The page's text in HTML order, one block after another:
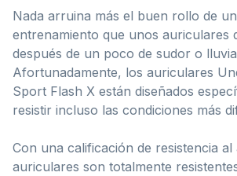
Nada arruina más el buen rollo de
entrenamiento que unos auriculares
después de un poco de sudor o
Afortunadamente, los auriculares
Sport Flash X están diseñados
resistir incluso las condiciones más
Con una calificación de resistencia al
auriculares son totalmente